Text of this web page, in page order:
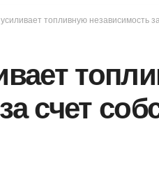
топливную независимость
счет